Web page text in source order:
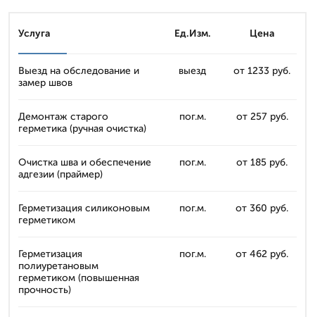
Услуга Ед.Изм. Цена
Выезд на обследование и
замер швов
выезд от 1233 руб.
Демонтаж старого
герметика (ручная очистка)
пог.м. от 257 руб.
Очистка шва и обеспечение
адгезии (праймер)
пог.м. от 185 руб.
Герметизация силиконовым
герметиком
пог.м. от 360 руб.
Герметизация
полиуретановым
герметиком (повышенная
прочность)
пог.м. от 462 руб.